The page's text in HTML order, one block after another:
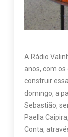
A Rádio
anos, com
construir
domingo, a
Sebastião,
Paella
Conta,